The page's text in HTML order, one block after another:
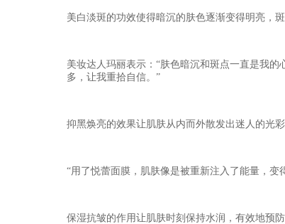
美白淡斑的功效使得暗沉的肤色逐渐变得明亮，斑
美妆达人玛丽表示： “肤色暗沉和斑点一直是我的
多，让我重拾自信。”
抑黑焕亮的效果让肌肤从内而外散发出迷人的光彩
“用了悦蕾面膜，肌肤像是被重新注入了能量，变
保湿抗皱的作用让肌肤时刻保持水润，有效地预防